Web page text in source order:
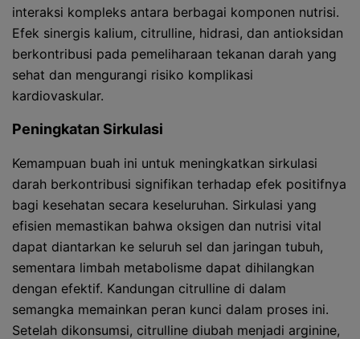
interaksi kompleks antara berbagai komponen nutrisi.
Efek sinergis kalium, citrulline, hidrasi, dan antioksidan
berkontribusi pada pemeliharaan tekanan darah yang
sehat dan mengurangi risiko komplikasi
kardiovaskular.
Peningkatan Sirkulasi
Kemampuan buah ini untuk meningkatkan sirkulasi
darah berkontribusi signifikan terhadap efek positifnya
bagi kesehatan secara keseluruhan. Sirkulasi yang
efisien memastikan bahwa oksigen dan nutrisi vital
dapat diantarkan ke seluruh sel dan jaringan tubuh,
sementara limbah metabolisme dapat dihilangkan
dengan efektif. Kandungan citrulline di dalam
semangka memainkan peran kunci dalam proses ini.
Setelah dikonsumsi, citrulline diubah menjadi arginine,